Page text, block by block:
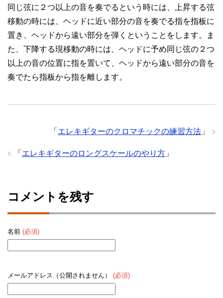
同じ弦に２つ以上の音を奏でるという時には、上昇する弦
移動の時には、ヘッドに近い部分の音を奏でる指を指板に
置き、ヘッドから遠い部分を弾くということをします。ま
た、下降する現移動の時には、ヘッドに予め同じ弦の２つ
以上の音の位置に指を置いて、ヘッドから遠い部分の音を
奏でたら指板から指を離します。
「 エレキギターのクロマチックの練習方法 」
「 エレキギターのロングスケールのやり方 」
コメントを残す
名前 (必須)
メールアドレス（公開されません） (必須)